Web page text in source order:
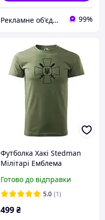
Рекламне об'єднання "МОЛОДЕЦЬ" - супермаркет реклами №1 99%
Футболка Хакі Stedman
Мілітарі Емблема
1121142-1
Готово до відправки
5.0 (1)
499₴